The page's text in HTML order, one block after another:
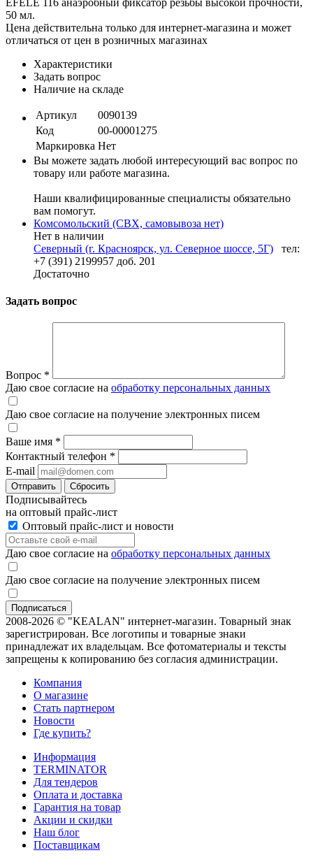
50 мл.
Цена действительна только для интернет-магазина и может
отличаться от цен в розничных магазинах
Характеристики
Задать вопрос
Наличие на складе
Артикул
0090139
Код
00-00001275
Маркировка Нет
Вы можете задать любой интересующий вас вопрос по
товару или работе магазина.
Наши квалифицированные специалисты обязательно
вам помогут.
Комсомольский (СВХ, самовывоза нет)
Нет в наличии
Северный (г. Красноярск, ул. Северное шоссе, 5Г)
тел:
+7 (391) 2199957 доб. 201
Достаточно
Задать вопрос
Вопрос *
Даю свое согласие на обработку персональных данных
Даю свое согласие на получение электронных писем
Ваше имя *
Контактный телефон *
E-mail
Отправить Сбросить
Подписывайтесь
на оптовый прайс-лист
Оптовый прайс-лист и новости
Даю свое согласие на обработку персональных данных
Даю свое согласие на получение электронных писем
2008-2026 © "KEALAN" интернет-магазин. Товарный знак
зарегистрирован. Все логотипы и товарные знаки
принадлежат их владельцам. Все фотоматериалы и тексты
запрещены к копированию без согласия администрации.
Компания
О магазине
Стать партнером
Новости
Где купить?
Информация
TERMINATOR
Для тендеров
Оплата и доставка
Гарантия на товар
Акции и скидки
Наш блог
Поставщикам